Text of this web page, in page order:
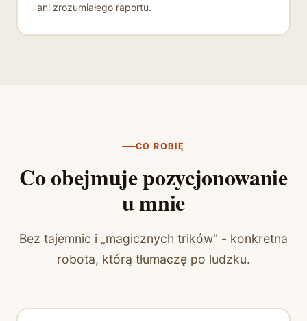
ani zrozumiałego raportu.
CO ROBIĘ
Co obejmuje pozycjonowanie
u mnie
Bez tajemnic i „magicznych trików" - konkretna
robota, którą tłumaczę po ludzku.